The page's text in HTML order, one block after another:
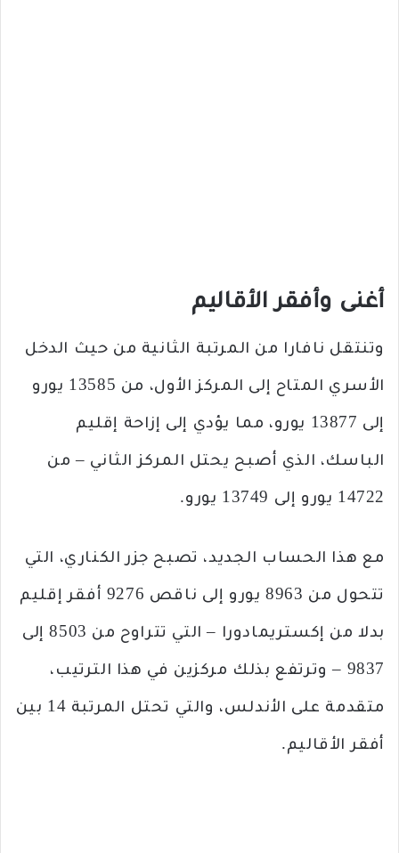
أغنى وأفقر الأقاليم
وتنتقل نافارا من المرتبة الثانية من حيث الدخل
الأسري المتاح إلى المركز الأول، من 13585 يورو
إلى 13877 يورو، مما يؤدي إلى إزاحة إقليم
الباسك، الذي أصبح يحتل المركز الثاني – من
14722 يورو إلى 13749 يورو.
مع هذا الحساب الجديد، تصبح جزر الكناري، التي
تتحول من 8963 يورو إلى ناقص 9276 أفقر إقليم
بدلا من إكستريمادورا – التي تتراوح من 8503 إلى
9837 – وترتفع بذلك مركزين في هذا الترتيب،
متقدمة على الأندلس، والتي تحتل المرتبة 14 بين
أفقر الأقاليم.